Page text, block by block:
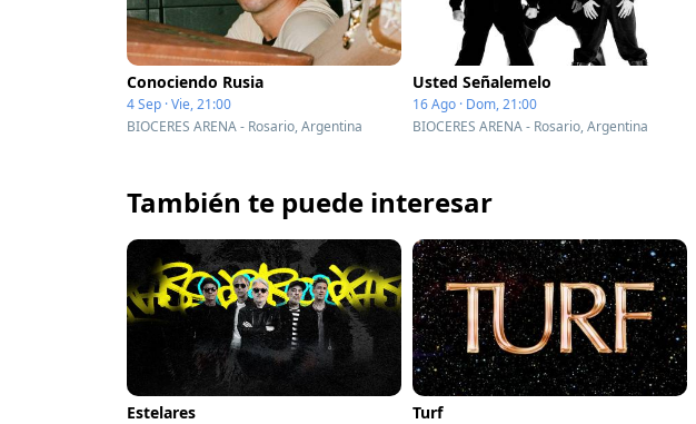
Conociendo Rusia
4 Sep · Vie, 21:00
BIOCERES ARENA - Rosario, Argentina
Usted Señalemelo
16 Ago · Dom, 21:00
BIOCERES ARENA - Rosario, Argentina
También te puede interesar
Estelares Turf